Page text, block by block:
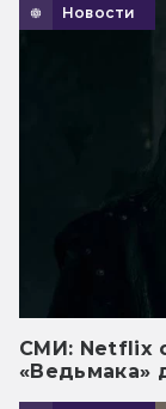
Новости
СМИ: Netflix
«Ведьмака»